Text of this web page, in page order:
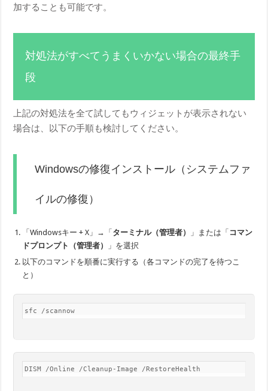
加することも可能です。
対処法がすべてうまくいかない場合の最終手
段
上記の対処法を全て試してもウィジェットが表示されない
場合は、以下の手順も検討してください。
Windowsの修復インストール（システムファ
イルの修復）
「Windowsキー + X」→「ターミナル（管理者） 」または「 コマン
ドプロンプト（管理者）
」を選択
以下のコマンドを順番に実行する（各コマンドの完了を待つこ
と）
sfc /scannow
DISM /Online /Cleanup-Image /RestoreHealth